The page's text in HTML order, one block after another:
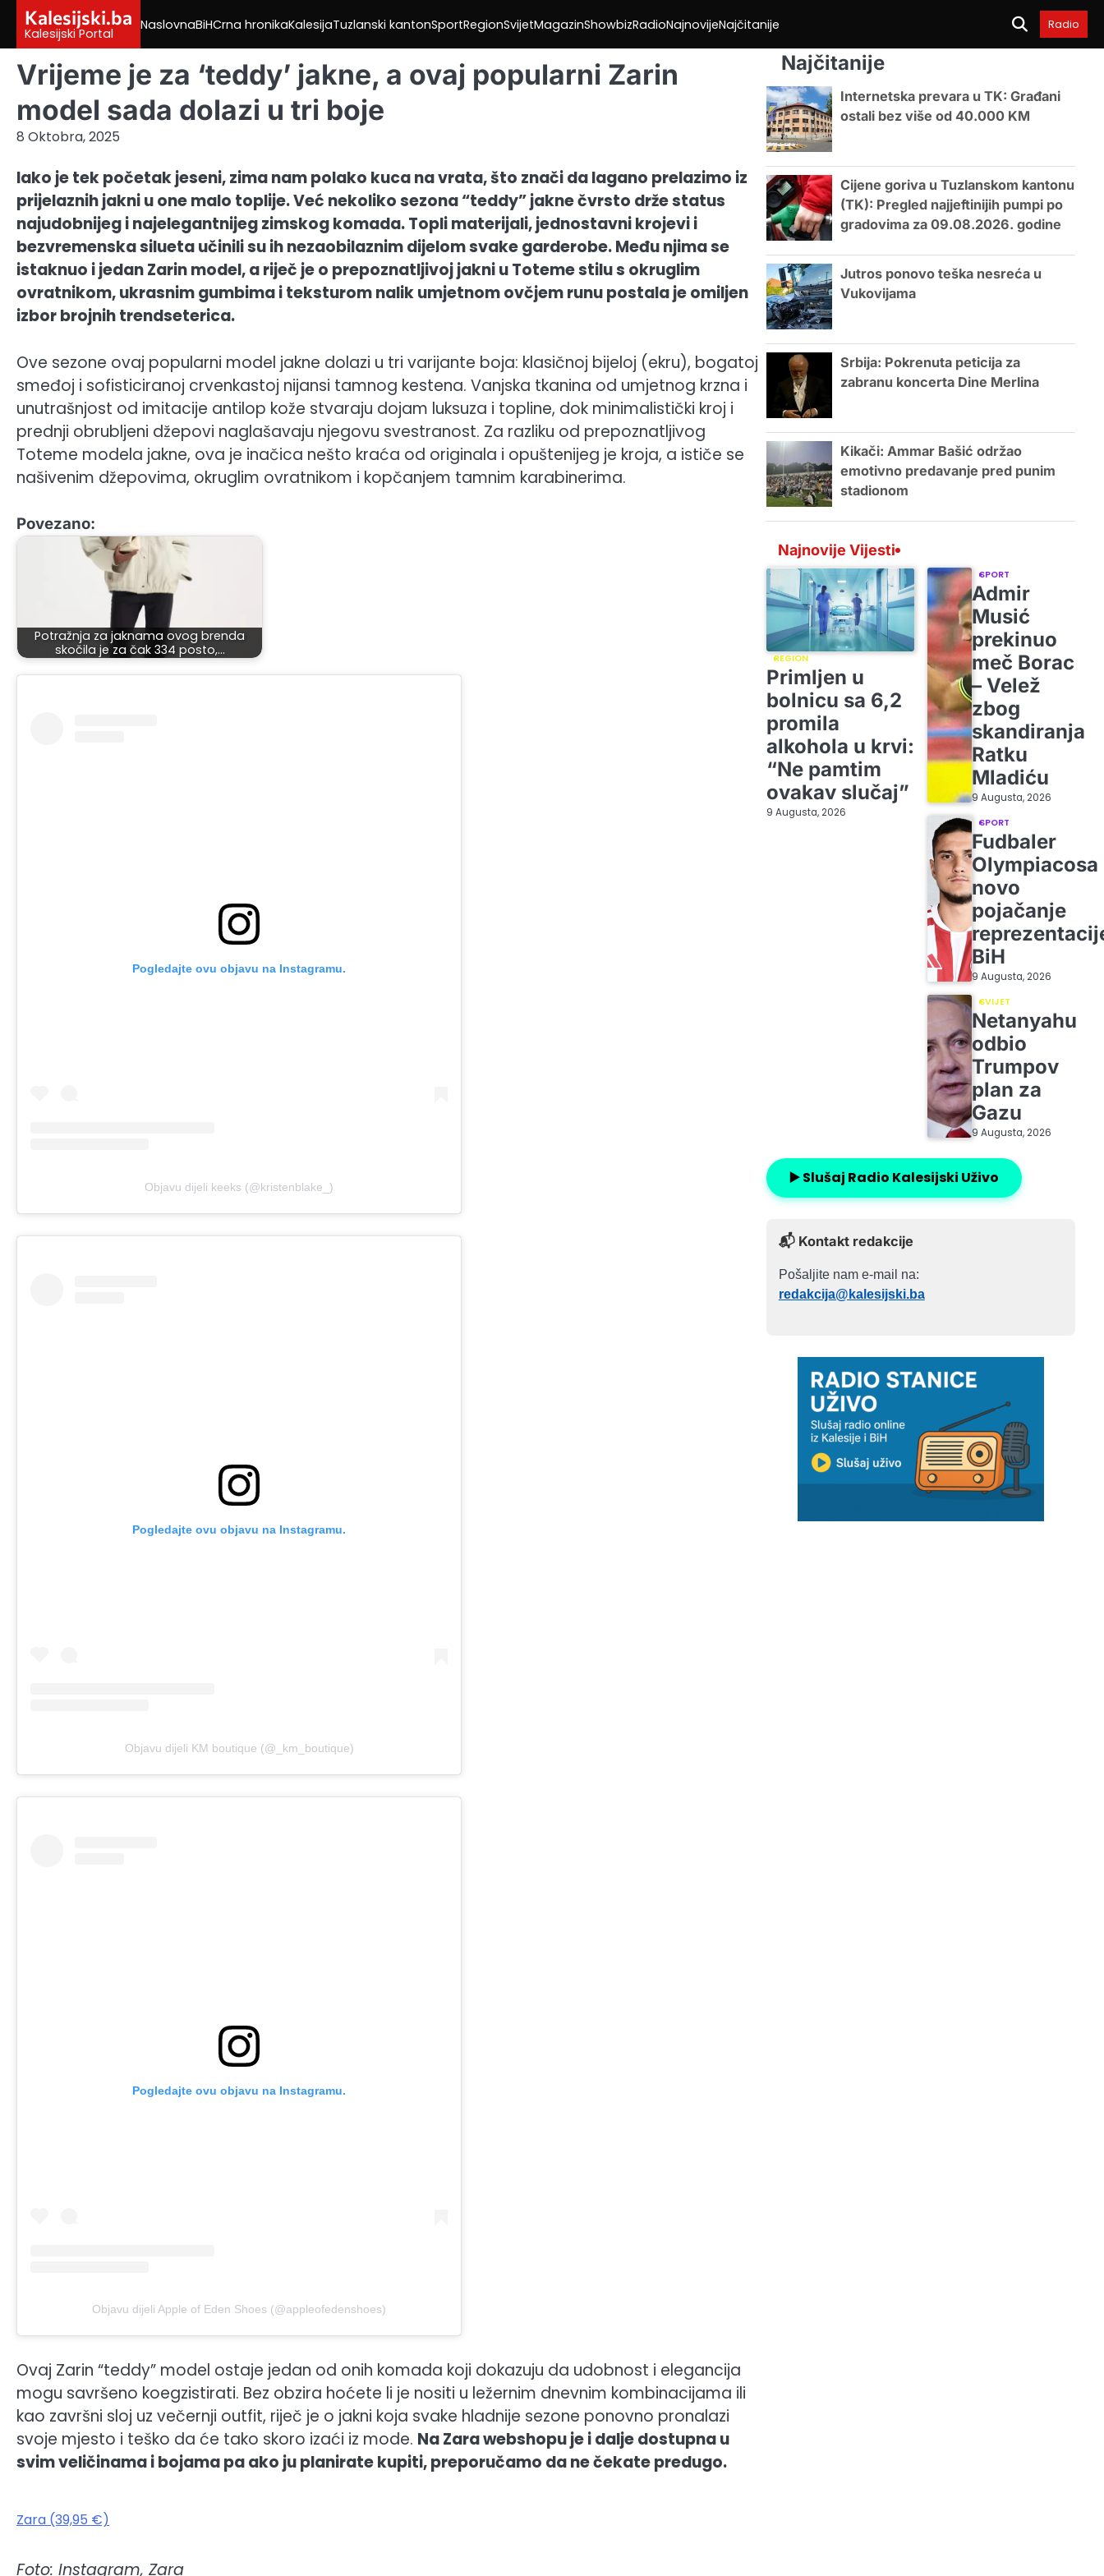
content
Kalesijski.ba
Kalesijski Portal
NaslovnaBiHCrna hronikaKalesijaTuzlanski kantonSportRegionSvijetMagazinShowbizRadioNajnovijeNajčitanije Radio
Vrijeme je za ‘teddy’ jakne, a ovaj popularni Zarin
model sada dolazi u tri boje
8 Oktobra, 2025
Iako je tek početak jeseni, zima nam polako kuca na vrata, što znači da lagano prelazimo iz
prijelaznih jakni u one malo toplije. Već nekoliko sezona “teddy” jakne čvrsto drže status
najudobnijeg i najelegantnijeg zimskog komada. Topli materijali, jednostavni krojevi i
bezvremenska silueta učinili su ih nezaobilaznim dijelom svake garderobe. Među njima se
istaknuo i jedan Zarin model, a riječ je o prepoznatljivoj jakni u Toteme stilu s okruglim
ovratnikom, ukrasnim gumbima i teksturom nalik umjetnom ovčjem runu postala je omiljen
izbor brojnih trendseterica.
Ove sezone ovaj popularni model jakne dolazi u tri varijante boja: klasičnoj bijeloj (ekru), bogatoj
smeđoj i sofisticiranoj crvenkastoj nijansi tamnog kestena. Vanjska tkanina od umjetnog krzna i
unutrašnjost od imitacije antilop kože stvaraju dojam luksuza i topline, dok minimalistički kroj i
prednji obrubljeni džepovi naglašavaju njegovu svestranost. Za razliku od prepoznatljivog
Toteme modela jakne, ova je inačica nešto kraća od originala i opuštenijeg je kroja, a ističe se
našivenim džepovima, okruglim ovratnikom i kopčanjem tamnim karabinerima.
Povezano:
Potražnja za jaknama ovog brenda
skočila je za čak 334 posto,…
Pogledajte ovu objavu na Instagramu.
Objavu dijeli keeks (@kristenblake_)
Pogledajte ovu objavu na Instagramu.
Objavu dijeli KM boutique (@_km_boutique)
Pogledajte ovu objavu na Instagramu.
Objavu dijeli Apple of Eden Shoes (@appleofedenshoes)
Ovaj Zarin “teddy” model ostaje jedan od onih komada koji dokazuju da udobnost i elegancija
mogu savršeno koegzistirati. Bez obzira hoćete li je nositi u ležernim dnevnim kombinacijama ili
kao završni sloj uz večernji outfit, riječ je o jakni koja svake hladnije sezone ponovno pronalazi
svoje mjesto i teško da će tako skoro izaći iz mode. Na Zara webshopu je i dalje dostupna u
svim veličinama i bojama pa ako ju planirate kupiti, preporučamo da ne čekate predugo.
Zara (39,95 €)
Foto: Instagram, Zara
Najčitanije
Internetska prevara u TK: Građani
ostali bez više od 40.000 KM
Cijene goriva u Tuzlanskom kantonu
(TK): Pregled najjeftinijih pumpi po
gradovima za 09.08.2026. godine
Jutros ponovo teška nesreća u
Vukovijama
Srbija: Pokrenuta peticija za
zabranu koncerta Dine Merlina
Kikači: Ammar Bašić održao
emotivno predavanje pred punim
stadionom
Najnovije Vijesti
REGION
Primljen u
bolnicu sa 6,2
promila
alkohola u krvi:
“Ne pamtim
ovakav slučaj”
9 Augusta, 2026
SPORT
Admir
Musić
prekinuo
meč Borac
– Velež
zbog
skandiranja
Ratku
Mladiću
9 Augusta, 2026
SPORT
Fudbaler
Olympiacosa
novo
pojačanje
BiH
9 Augusta, 2026
SVIJET
Netanyahu
odbio
Trumpov
plan za
Gazu
9 Augusta, 2026
▶️ Slušaj Radio Kalesijski Uživo
📬 Kontakt redakcije
Pošaljite nam e-mail na:
redakcija@kalesijski.ba